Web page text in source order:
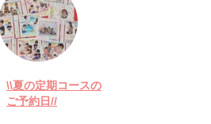
\\夏の定期コースの
ご予約日//